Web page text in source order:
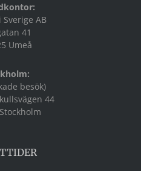
Sverige AB
41
Umeå
besök)
44